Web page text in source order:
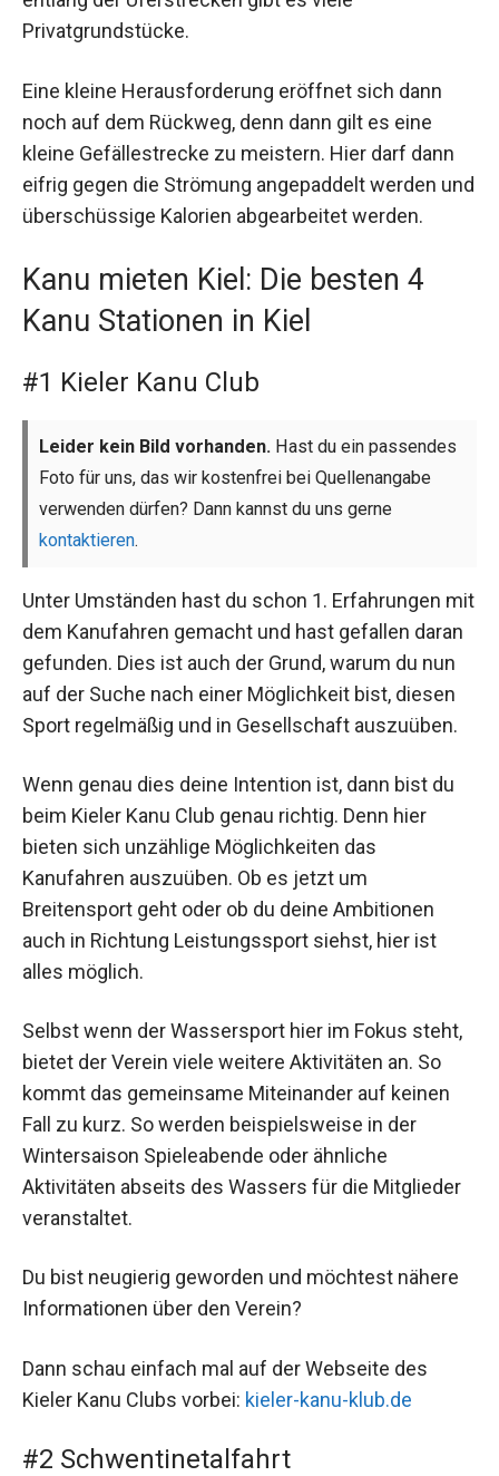
Privatgrundstücke.
Eine kleine Herausforderung eröffnet sich dann
noch auf dem Rückweg, denn dann gilt es eine
kleine Gefällestrecke zu meistern. Hier darf dann
eifrig gegen die Strömung angepaddelt werden und
überschüssige Kalorien abgearbeitet werden.
Kanu mieten Kiel: Die besten 4
Kanu Stationen in Kiel
#1 Kieler Kanu Club
Leider kein Bild vorhanden. Hast du ein passendes
Foto für uns, das wir kostenfrei bei Quellenangabe
verwenden dürfen? Dann kannst du uns gerne
kontaktieren.
Unter Umständen hast du schon 1. Erfahrungen mit
dem Kanufahren gemacht und hast gefallen daran
gefunden. Dies ist auch der Grund, warum du nun
auf der Suche nach einer Möglichkeit bist, diesen
Sport regelmäßig und in Gesellschaft auszuüben.
Wenn genau dies deine Intention ist, dann bist du
beim Kieler Kanu Club genau richtig. Denn hier
bieten sich unzählige Möglichkeiten das
Kanufahren auszuüben. Ob es jetzt um
Breitensport geht oder ob du deine Ambitionen
auch in Richtung Leistungssport siehst, hier ist
alles möglich.
Selbst wenn der Wassersport hier im Fokus steht,
bietet der Verein viele weitere Aktivitäten an. So
kommt das gemeinsame Miteinander auf keinen
Fall zu kurz. So werden beispielsweise in der
Wintersaison Spieleabende oder ähnliche
Aktivitäten abseits des Wassers für die Mitglieder
veranstaltet.
Du bist neugierig geworden und möchtest nähere
Informationen über den Verein?
Dann schau einfach mal auf der Webseite des
Kieler Kanu Clubs vorbei: kieler-kanu-klub.de
#2 Schwentinetalfahrt